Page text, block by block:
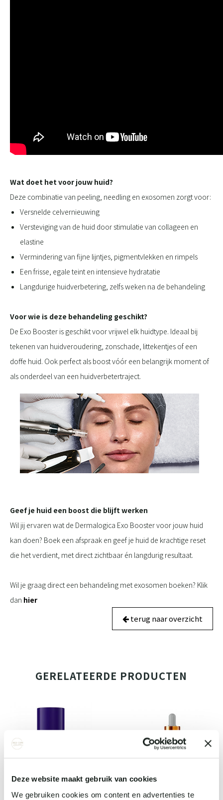
Deze website maakt gebruik van cookies
We gebruiken cookies om content en advertenties te
Wat doet het voor jouw huid?
Deze combinatie van peeling, needling en exosomen zorgt voor:
Versnelde celvernieuwing
Versteviging van de huid door stimulatie van collageen en
elastine
Vermindering van fijne lijntjes, pigmentvlekken en rimpels
Een frisse, egale teint en intensieve hydratatie
Langdurige huidverbetering, zelfs weken na de behandeling
Voor wie is deze behandeling geschikt?
De Exo Booster is geschikt voor vrijwel elk huidtype. Ideaal bij
tekenen van huidveroudering, zonschade, littekentjes of een
doffe huid. Ook perfect als boost vóór een belangrijk moment of
als onderdeel van een huidverbetertraject.
Geef je huid een boost die blijft werken
Wil jij ervaren wat de Dermalogica Exo Booster voor jouw huid
kan doen? Boek een afspraak en geef je huid de krachtige reset
die het verdient, met direct zichtbaar én langdurig resultaat.
Wil je graag direct een behandeling met exosomen boeken? Klik
dan hier
terug naar overzicht
GERELATEERDE PRODUCTEN